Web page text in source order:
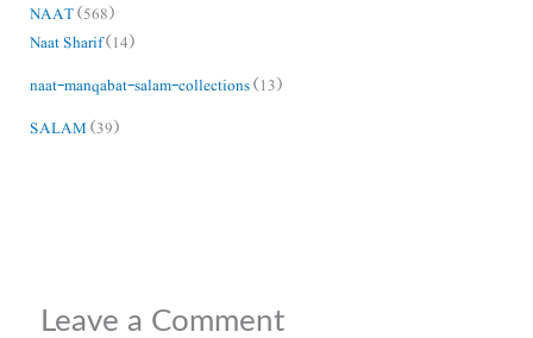
NAAT(568)
Naat Sharif(14)
naat-manqabat-salam-collections(13)
SALAM(39)
Leave a Comment